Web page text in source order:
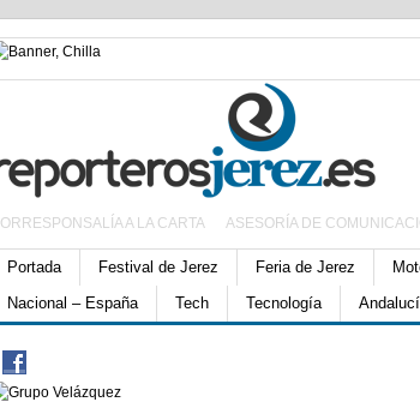
A LA CARTA ASESORÍA DE
Portada Festival de Jerez Feria de Jerez
Nacional – España
Tech Tecnología